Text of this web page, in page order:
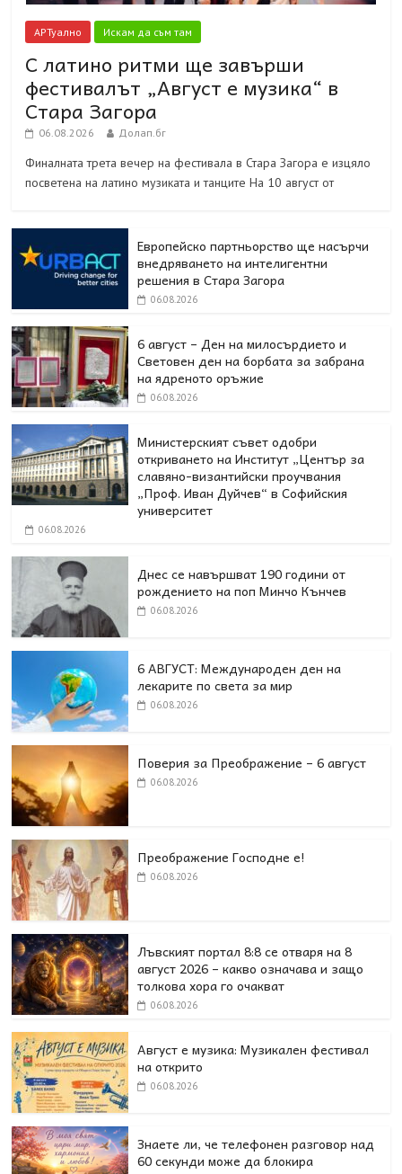
АРТуално Искам да съм там
С латино ритми ще завърши
фестивалът „Август е музика“ в
Стара Загора
06.08.2026 Долап.бг
Финалната трета вечер на фестивала в Стара Загора е изцяло
посветена на латино музиката и танците На 10 август от
Европейско партньорство ще насърчи
внедряването на интелигентни
решения в Стара Загора
06.08.2026
6 август – Ден на милосърдието и
Световен ден на борбата за забрана
на ядреното оръжие
06.08.2026
Министерският съвет одобри
откриването на Институт „Център за
славяно-византийски проучвания
„Проф. Иван Дуйчев“ в Софийския
университет
06.08.2026
Днес се навършват 190 години от
рождението на поп Минчо Кънчев
06.08.2026
6 АВГУСТ: Международен ден на
лекарите по света за мир
06.08.2026
Поверия за Преображение – 6 август
06.08.2026
Преображение Господне е!
06.08.2026
Лъвският портал 8:8 се отваря на 8
август 2026 – какво означава и защо
толкова хора го очакват
06.08.2026
Август е музика: Музикален фестивал
на открито
06.08.2026
Знаете ли, че телефонен разговор над
60 секунди може да блокира